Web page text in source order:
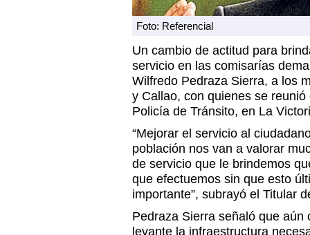
Foto: Referencial
Un cambio de actitud para
servicio en las comisarías
Wilfredo Pedraza Sierra, a los
y Callao, con quienes se
Policía de Tránsito, en La
“Mejorar el servicio al
población nos van a valorar
de servicio que le brindemos
que efectuemos sin que esto
importante”, subrayó el Titular
Pedraza Sierra señaló que
levante la infraestructura